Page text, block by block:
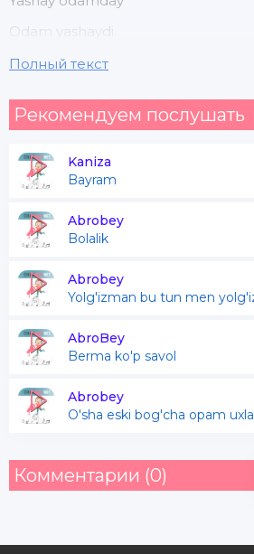
Odam yashaydi
Oʻynab-kulaman
Boʻsh vaqtni sarfla ishga
Uyalmaysanmi yurishga
Yoʻq xohlasam chiqaman ishga
Olma ogʻzimga tushgani pishgan
Eskidan eskicha iboralar
Kattani hurmat qilsin bolalar
Yangi zamon eski idoralar
Haqqingni bilmasang yoʻq adolat
Oʻtib boʻlsin odamlar oʻzidan
Keragi yoʻq baland darvoza ham
Полный текст
Рекомендуем послушать
Kaniza
Bayram
Abrobey
Bolalik
Abrobey
Yolg'izman bu tun men
AbroBey
Berma ko'p savol
Abrobey
O'sha eski bog'cha opam
Комментарии (0)